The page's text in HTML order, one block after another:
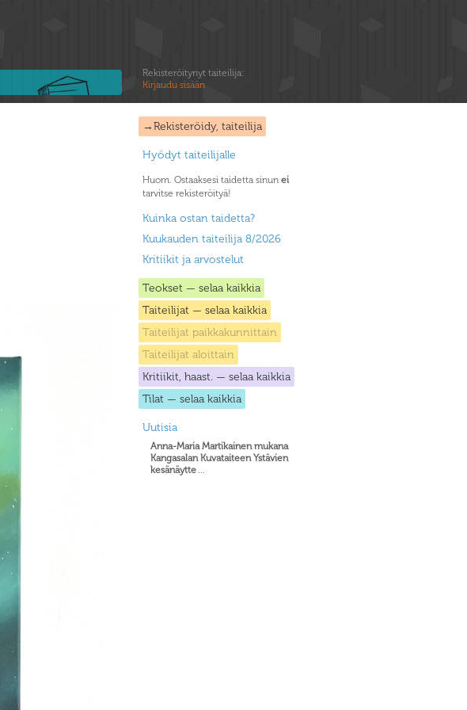
Rekisteröitynyt taiteilija:
Kirjaudu sisään
→Rekisteröidy, taiteilija
Hyödyt taiteilijalle
Huom. Ostaaksesi taidetta sinun ei
tarvitse rekisteröityä!
Kuinka ostan taidetta?
Kuukauden taiteilija 8/2026
Kritiikit ja arvostelut
Teokset — selaa kaikkia
Taiteilijat — selaa kaikkia
Taiteilijat paikkakunnittain
Taiteilijat aloittain
Kritiikit, haast. — selaa kaikkia
Tilat — selaa kaikkia
Uutisia
Anna-Maria Martikainen mukana
Kangasalan Kuvataiteen Ystävien
kesänäytte...